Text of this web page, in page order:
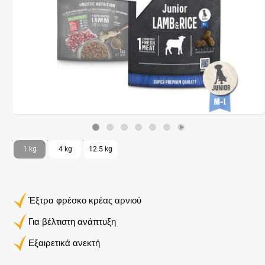
Έξτρα φρέσκο ​​κρέας αρνιού
Για βέλτιστη ανάπτυξη
Εξαιρετικά ανεκτή
1 kg 4 kg 12.5 kg